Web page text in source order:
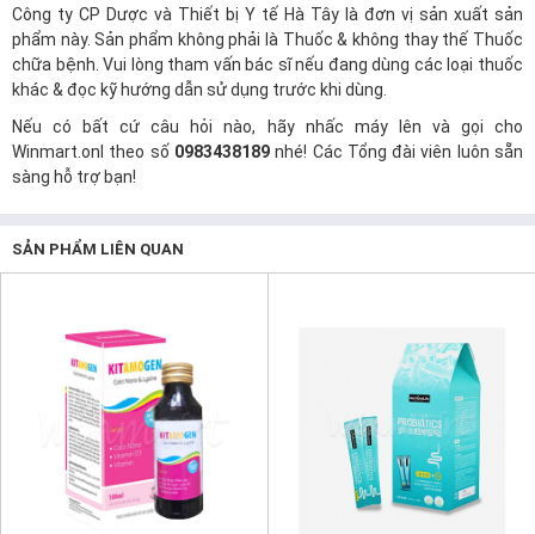
Công ty CP Dược và Thiết bị Y tế Hà Tây là đơn vị sản xuất sản
phẩm này. Sản phẩm không phải là Thuốc & không thay thế Thuốc
chữa bệnh. Vui lòng tham vấn bác sĩ nếu đang dùng các loại thuốc
khác & đọc kỹ hướng dẫn sử dụng trước khi dùng.
Nếu có bất cứ câu hỏi nào, hãy nhấc máy lên và gọi cho
Winmart.onl theo số 0983438189nhé! Các Tổng đài viên luôn sẵn
sàng hỗ trợ bạn!
SẢN PHẨM LIÊN QUAN